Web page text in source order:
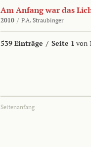
Am Anfang war das
2010 / P.A. Straubinger
539 Einträge / Seite 1 von
Seitenanfang